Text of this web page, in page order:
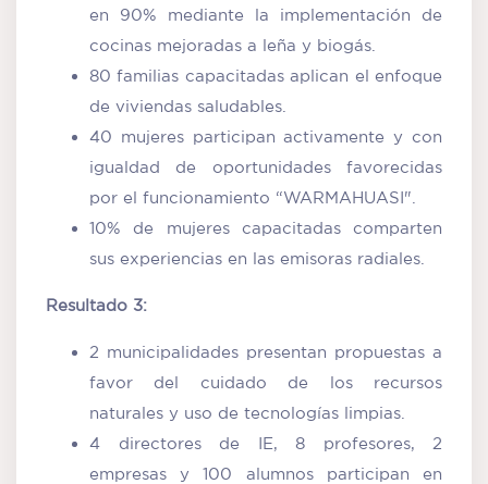
en 90% mediante la implementación de
cocinas mejoradas a leña y biogás.
80 familias capacitadas aplican el enfoque
de viviendas saludables.
40 mujeres participan activamente y con
igualdad de oportunidades favorecidas
por el funcionamiento “WARMAHUASI".
10% de mujeres capacitadas comparten
sus experiencias en las emisoras radiales.
Resultado 3:
2 municipalidades presentan propuestas a
favor del cuidado de los recursos
naturales y uso de tecnologías limpias.
4 directores de IE, 8 profesores, 2
empresas y 100 alumnos participan en